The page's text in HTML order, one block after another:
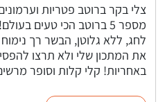
צלי בקר ברוטב פטריות
מספר 5 ברוטב הכי טעים
לחג, ללא גלוטן, הבשר רך
את המתכון שלי ולא תרצו
באחריות! קלי קלות וסופר